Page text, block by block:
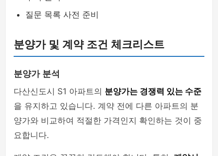
질문 목록 사전 준비
분양가 및 계약 조건 체크리스트
분양가 분석
다산신도시 S1 아파트의 분양가는 경쟁력 있는 수준
을 유지하고 있습니다. 계약 전에 다른 아파트의 분
양가와 비교하여 적절한 가격인지 확인하는 것이 중
요합니다.